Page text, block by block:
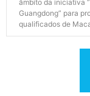
âmbito da iniciativa
Guangdong” para
qualificados de